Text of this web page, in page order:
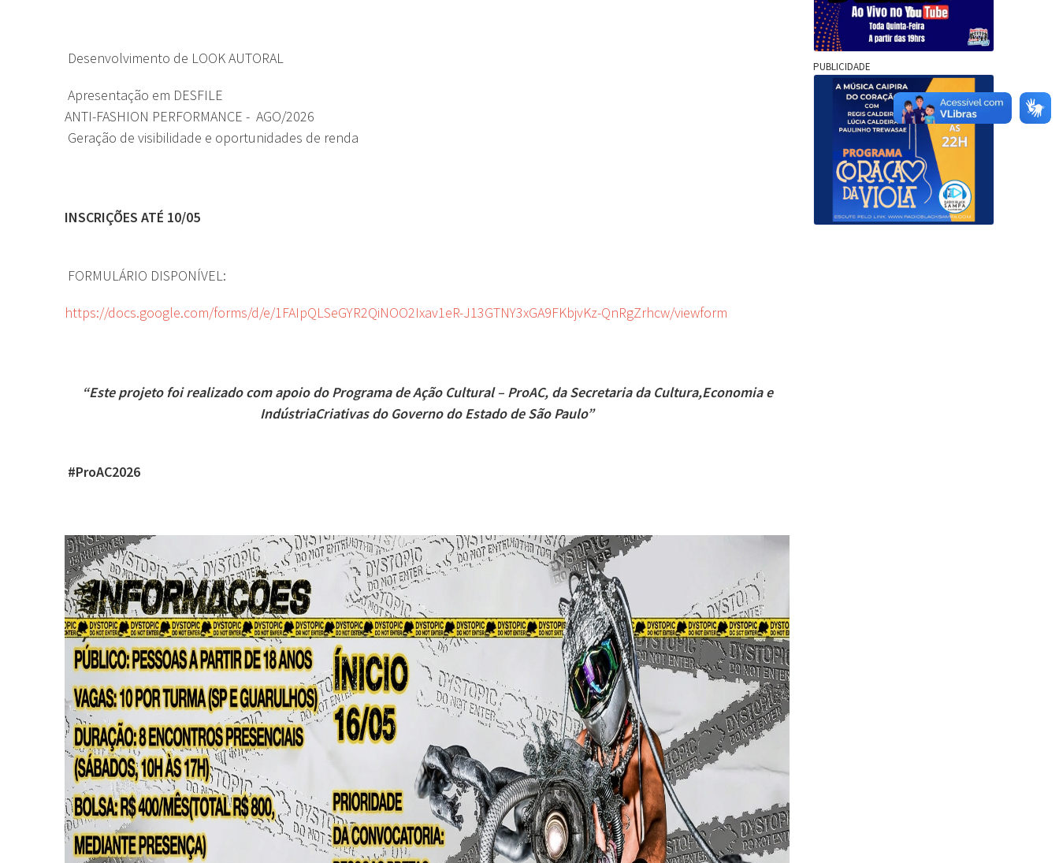
Desenvolvimento de LOOK AUTORAL
Apresentação em DESFILE
ANTI-FASHION PERFORMANCE - AGO/2026
Geração de visibilidade e oportunidades de renda
INSCRIÇÕES ATÉ 10/05
FORMULÁRIO DISPONÍVEL:
https://docs.google.com/forms/d/e/1FAIpQLSeGYR2QiNOO2Ixav1eR-J13GTNY3xGA9FKbjvKz-QnRgZrhcw/viewform
“Este projeto foi realizado com apoio do Programa de Ação Cultural – ProAC, da Secretaria da Cultura,Economia e
IndústriaCriativas do Governo do Estado de São Paulo”
#ProAC2026
PUBLICIDADE